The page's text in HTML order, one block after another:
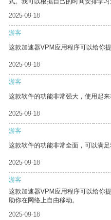
2025-09-18
游客
这款加速器VPM应用程序可以给你
2025-09-18
游客
这款软件的功能非常强大，使用起来
2025-09-18
游客
这款软件的功能非常全面，可以满足
2025-09-18
游客
这款加速器VPM应用程序可以给你
助你在网络上自由移动。
2025-09-18